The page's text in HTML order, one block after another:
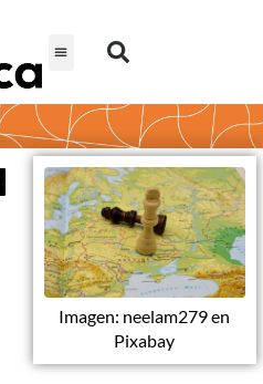
Imagen: neelam279 en
Pixabay